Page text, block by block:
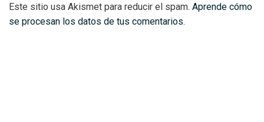
Este sitio usa Akismet para reducir el spam. Aprende cómo
se procesan los datos de tus comentarios.